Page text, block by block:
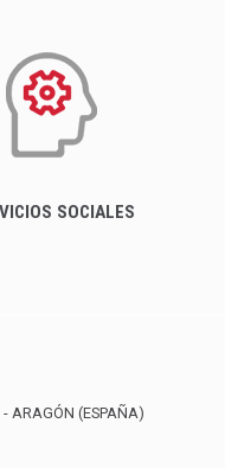
SOCIALES
- ARAGÓN (ESPAÑA)